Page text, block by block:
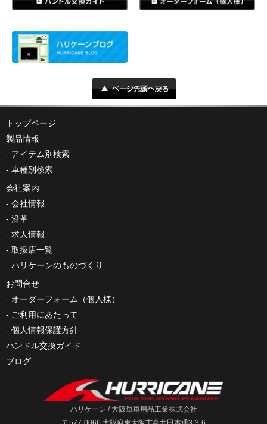
トップページ
製品情報
アイテム別検索
車種別検索
会社案内
会社情報
沿革
求人情報
取扱店一覧
ハリケーンのものづくり
お問合せ
オーダーフォーム（個人様）
ご利用にあたって
個人情報保護方針
ハンドル交換ガイド
ブログ
ハリケーン / 大阪単車用品工業株式会社